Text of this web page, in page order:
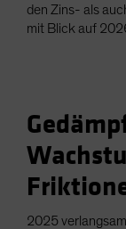
den Zins- als
mit Blick auf
2025